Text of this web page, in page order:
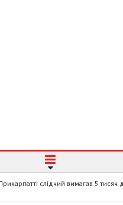
слідчий вимагав 5 тисяч